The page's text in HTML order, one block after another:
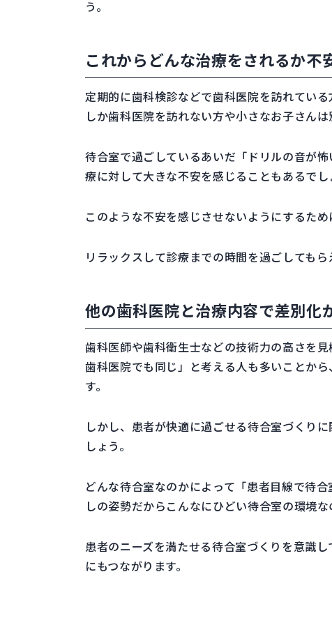
う。
これからどんな治療をされるか不
定期的に歯科検診などで歯科医院を訪れてい
しか歯科医院を訪れない方や小さなお子さんは
待合室で過ごしているあいだ「ドリルの音が
療に対して大きな不安を感じることもあるでし
このような不安を感じさせないようにするた
リラックスして診療までの時間を過ごしても
他の歯科医院と治療内容で差別化
歯科医師や歯科衛生士などの技術力の高さを
歯科医院でも同じ」と考える人も多いことか
す。
しかし、患者が快適に過ごせる待合室づくり
しょう。
どんな待合室なのかによって「患者目線で待
しの姿勢だからこんなにひどい待合室の環境
患者のニーズを満たせる待合室づくりを意識
にもつながります。